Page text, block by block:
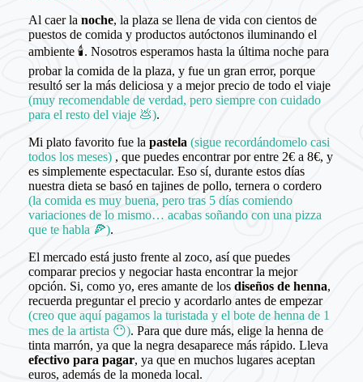
Al caer la noche, la plaza se llena de vida con cientos de
puestos de comida y productos autóctonos iluminando el
ambiente 🕯️. Nosotros esperamos hasta la última noche para
probar la comida de la plaza, y fue un gran error, porque
resultó ser la más deliciosa y a mejor precio de todo el viaje
(muy recomendable de verdad, pero siempre con cuidado
para el resto del viaje 💩).
Mi plato favorito fue la pastela (sigue recordándomelo casi
todos los meses), que puedes encontrar por entre 2€ a 8€, y
es simplemente espectacular. Eso sí, durante estos días
nuestra dieta se basó en tajines de pollo, ternera o cordero
(la comida es muy buena, pero tras 5 días comiendo
variaciones de lo mismo… acabas soñando con una pizza
que te habla 🍕).
El mercado está justo frente al zoco, así que puedes
comparar precios y negociar hasta encontrar la mejor
opción. Si, como yo, eres amante de los diseños de henna,
recuerda preguntar el precio y acordarlo antes de empezar
(creo que aquí pagamos la turistada y el bote de henna de 1
mes de la artista 😶). Para que dure más, elige la henna de
tinta marrón, ya que la negra desaparece más rápido. Lleva
efectivo para pagar, ya que en muchos lugares aceptan
euros, además de la moneda local.